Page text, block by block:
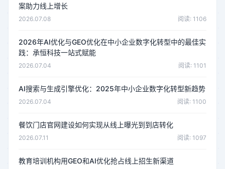
案助力线上增长
2026.07.08 阅读: 1106
2026年AI优化与GEO优化在中小企业数字化转型中的最佳实
践：承恒科技一站式赋能
2026.07.04 阅读: 1101
AI搜索与生成引擎优化：2025年中小企业数字化转型新趋势
2026.07.04 阅读: 1100
餐饮门店官网建设如何实现从线上曝光到到店转化
2026.07.11 阅读: 1097
教育培训机构用GEO和AI优化抢占线上招生新渠道